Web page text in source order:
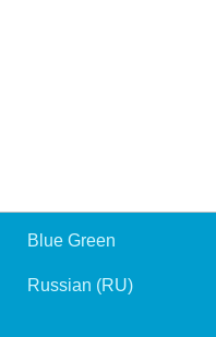
Blue Green
Russian (RU)